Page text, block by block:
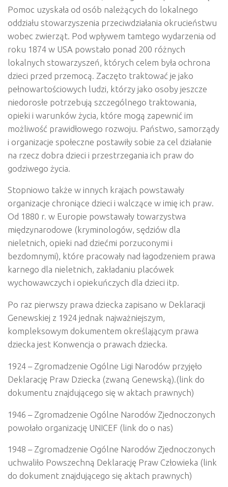
Pomoc uzyskała od osób należących do lokalnego
oddziału stowarzyszenia przeciwdziałania okrucieństwu
wobec zwierząt. Pod wpływem tamtego wydarzenia od
roku 1874 w USA powstało ponad 200 różnych
lokalnych stowarzyszeń, których celem była ochrona
dzieci przed przemocą. Zaczęto traktować je jako
pełnowartościowych ludzi, którzy jako osoby jeszcze
niedorosłe potrzebują szczególnego traktowania,
opieki i warunków życia, które mogą zapewnić im
możliwość prawidłowego rozwoju. Państwo, samorządy
i organizacje społeczne postawiły sobie za cel działanie
na rzecz dobra dzieci i przestrzegania ich praw do
godziwego życia.
Stopniowo także w innych krajach powstawały
organizacje chroniące dzieci i walczące w imię ich praw.
Od 1880 r. w Europie powstawały towarzystwa
międzynarodowe (kryminologów, sędziów dla
nieletnich, opieki nad dziećmi porzuconymi i
bezdomnymi), które pracowały nad łagodzeniem prawa
karnego dla nieletnich, zakładaniu placówek
wychowawczych i opiekuńczych dla dzieci itp.
Po raz pierwszy prawa dziecka zapisano w Deklaracji
Genewskiej z 1924 jednak najważniejszym,
kompleksowym dokumentem określającym prawa
dziecka jest Konwencja o prawach dziecka.
1924 – Zgromadzenie Ogólne Ligi Narodów przyjęło
Deklarację Praw Dziecka (zwaną Genewską).(link do
dokumentu znajdującego się w aktach prawnych)
1946 – Zgromadzenie Ogólne Narodów Zjednoczonych
powołało organizację UNICEF (link do o nas)
1948 – Zgromadzenie Ogólne Narodów Zjednoczonych
uchwaliło Powszechną Deklarację Praw Człowieka (link
do dokument znajdującego się aktach prawnych)